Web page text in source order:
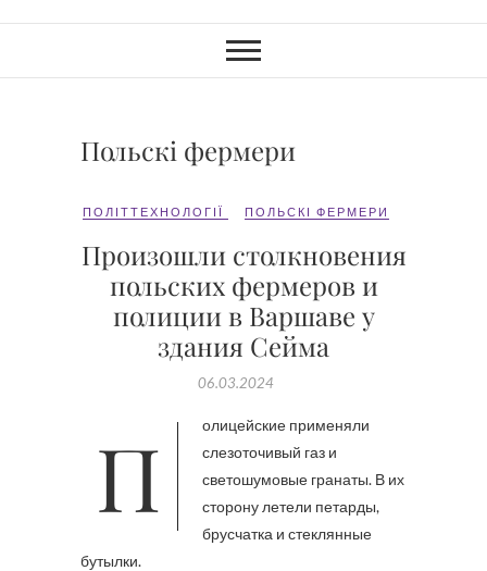
Польскі фермери
ПОЛІТТЕХНОЛОГІЇ ПОЛЬСКІ ФЕРМЕРИ
Произошли столкновения
польских фермеров и
полиции в Варшаве у
здания Сейма
06.03.2024
Полицейские применяли
слезоточивый газ и
светошумовые гранаты. В их
сторону летели петарды,
брусчатка и стеклянные
бутылки.